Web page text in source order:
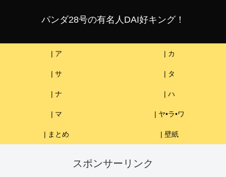
パンダ28号の有名人DAI好キング！
| ア | カ
| サ | タ
| ナ | ハ
| マ | ヤ•ラ•ワ
| まとめ | 壁紙
スポンサーリンク